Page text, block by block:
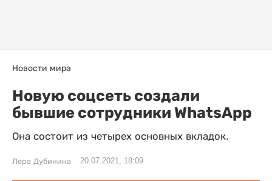
Новости мира
Новую соцсеть создали
бывшие сотрудники WhatsApp
Она состоит из четырех основных вкладок.
Лера Дубинина 20.07.2021, 18:09